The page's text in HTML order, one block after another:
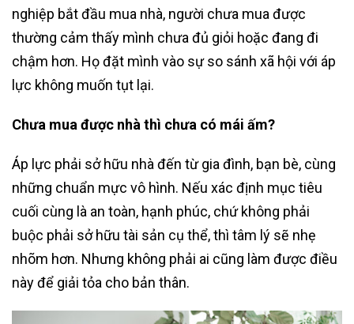
nghiệp bắt đầu mua nhà, người chưa mua được
thường cảm thấy mình chưa đủ giỏi hoặc đang đi
chậm hơn. Họ đặt mình vào sự so sánh xã hội với áp
lực không muốn tụt lại.
Chưa mua được nhà thì chưa có mái ấm?
Áp lực phải sở hữu nhà đến từ gia đình, bạn bè, cùng
những chuẩn mực vô hình. Nếu xác định mục tiêu
cuối cùng là an toàn, hạnh phúc, chứ không phải
buộc phải sở hữu tài sản cụ thể, thì tâm lý sẽ nhẹ
nhõm hơn. Nhưng không phải ai cũng làm được điều
này để giải tỏa cho bản thân.